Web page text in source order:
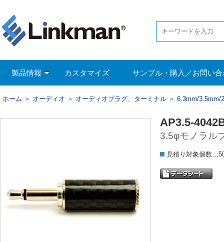
製品情報 カスタマイズ サンプル・購入／お問い
ホーム ＞ オーディオ ＞ オーディオプラグ、ターミナル ＞ 6.3mm/3.5mm/
AP3.5-
3.5φモノラル
見積り対象個数